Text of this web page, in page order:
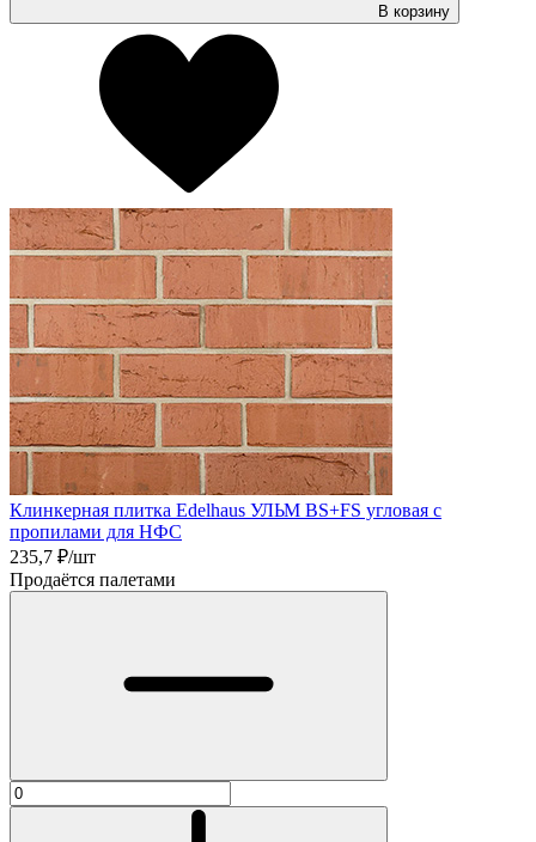
В корзину
Клинкерная плитка Edelhaus УЛЬМ BS+FS угловая с
пропилами для НФС
235,7 ₽/шт
Продаётся палетами